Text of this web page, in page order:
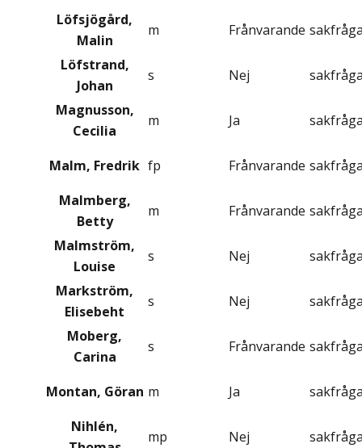
Löfsjögård,
Malin
m Frånvarande
Löfstrand,
Johan
s Nej
Magnusson,
Cecilia
m Ja
Malm, Fredrik fp Frånvarande
Malmberg,
Betty
m Frånvarande
Malmström,
Louise
s Nej
Markström,
Elisebeht
s Nej
Moberg,
Carina
s Frånvarande
Montan, Göran m Ja
Nihlén,
mp Nej